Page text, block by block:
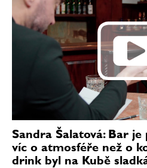
Sandra Šalatová: Bar
víc o atmosféře než o
drink byl na Kubě